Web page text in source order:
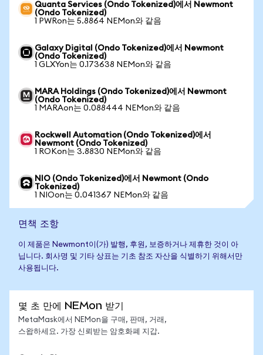
Quanta Services (Ondo Tokenized)에서 Newmont
(Ondo Tokenized)
1 PWRon는 5.8864 NEMon와 같음
Galaxy Digital (Ondo Tokenized)에서 Newmont
(Ondo Tokenized)
1 GLXYon는 0.173638 NEMon와 같음
MARA Holdings (Ondo Tokenized)에서 Newmont
(Ondo Tokenized)
1 MARAon는 0.088444 NEMon와 같음
Rockwell Automation (Ondo Tokenized)에서
Newmont (Ondo Tokenized)
1 ROKon는 3.8830 NEMon와 같음
NIO (Ondo Tokenized)에서 Newmont (Ondo
Tokenized)
1 NIOon는 0.041367 NEMon와 같음
면책 조항
이 제품은 Newmont이(가) 발행, 후원, 보증하거나 제휴한 것이 아
닙니다. 회사명 및 기타 상표는 기초 참조 자산을 식별하기 위해서만
사용됩니다.
몇 초 만에 NEMon 받기
MetaMask에서 NEMon을 구매, 판매, 거래,
스왑하세요. 가장 신뢰받는 암호화폐 지갑.